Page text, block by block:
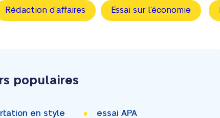
Rédaction d’affaires Essai sur l’économie
populaires
en style
essai APA